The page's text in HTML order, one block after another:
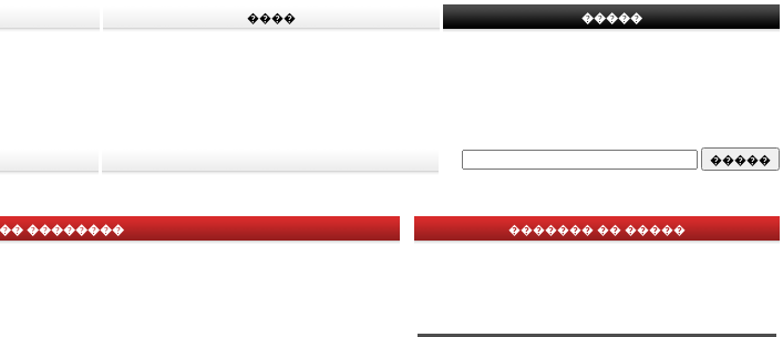
���� �����
�������� ������� �� �����